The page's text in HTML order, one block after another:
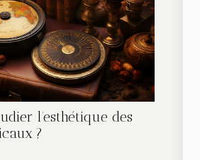
l’esthétique des
?